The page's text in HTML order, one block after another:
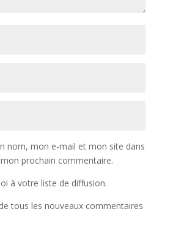
nom, mon e-mail et mon site dans
prochain commentaire.
à votre liste de diffusion.
tous les nouveaux commentaires